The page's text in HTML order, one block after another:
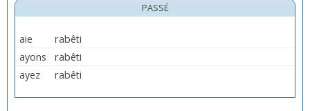
PASSÉ
aie
rabêti
ayons
rabêti
ayez
rabêti